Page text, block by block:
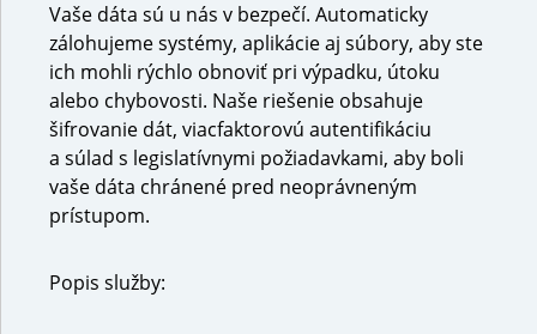
Vaše dáta sú u nás v bezpečí. Automaticky
zálohujeme systémy, aplikácie aj súbory, aby ste
ich mohli rýchlo obnoviť pri výpadku, útoku
alebo chybovosti. Naše riešenie obsahuje
šifrovanie dát, viacfaktorovú autentifikáciu
a súlad s legislatívnymi požiadavkami, aby boli
vaše dáta chránené pred neoprávneným
prístupom.
Popis služby: